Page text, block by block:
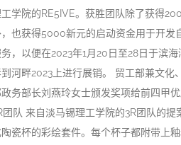
学院的RE5IVE。获胜团队除了获得
也获得5000新元的启动资金用于开发
务，以便在2023年1月20日至28日于滨
河畔2023上进行展销。 贸工部兼文化
务部长刘燕玲女士颁发奖项给前四甲
团队 来自淡马锡理工学院的3R团队的提
瓷杯的彩绘套件。每个杯子都附带上